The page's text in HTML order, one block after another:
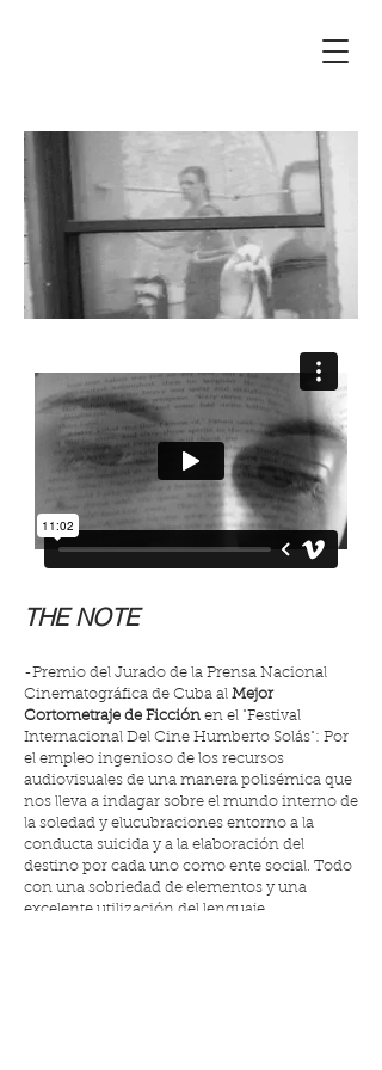
THE NOTE
-Premio del Jurado de la Prensa Nacional
Cinematográfica de Cuba al Mejor
Cortometraje de Ficción en el "Festival
Internacional Del Cine Humberto Solás": Por
el empleo ingenioso de los recursos
audiovisuales de una manera polisémica que
nos lleva a indagar sobre el mundo interno de
la soledad y elucubraciones entorno a la
conducta suicida y a la elaboración del
destino por cada uno como ente social. Todo
con una sobriedad de elementos y una
excelente utilización del lenguaje